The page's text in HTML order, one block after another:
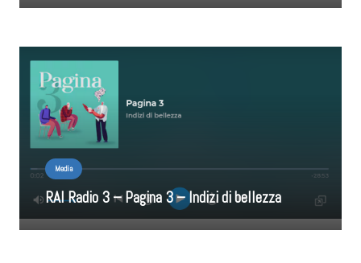
Media
RAI Radio 3 – Pagina 3 – Indizi di bellezza